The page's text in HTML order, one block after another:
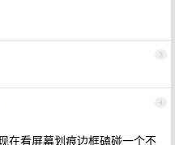
3
4
在看屏幕划痕边框磕碰一个不